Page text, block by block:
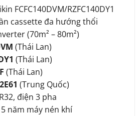
là:
47.150.000.
FCFC140DVM/RZFC140DY1
cassette đa hướng thổi
(70m² – 80m²)
(Thái Lan)
(Thái Lan)
(Thái Lan)
(Trung Quốc)
điện 3 pha
năm máy nén khí